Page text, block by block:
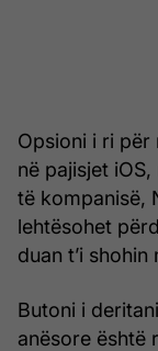
Opsioni i ri për
në pajisjet
të kompanisë,
lehtësohet
duan t’i shohin
Butoni i
anësore është